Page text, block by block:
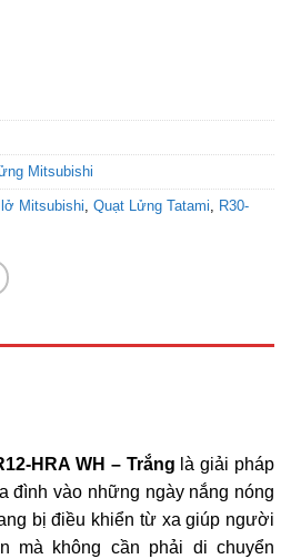
Mitsubishi
Mitsubishi, Quạt Lửng Tatami, R30-
HRA WH – Trắng là giải pháp
đình vào những ngày nắng nóng
bị điều khiển từ xa giúp người
mà không cần phải di chuyển